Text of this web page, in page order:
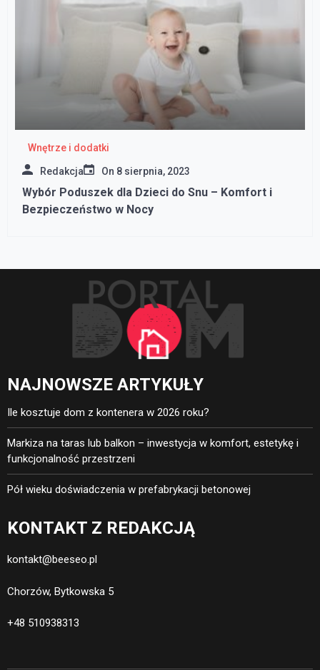
Wnętrze i dodatki
Redakcja On 8 sierpnia, 2023
Wybór Poduszek dla Dzieci do Snu – Komfort i
Bezpieczeństwo w Nocy
NAJNOWSZE ARTYKUŁY
Ile kosztuje dom z kontenera w 2026 roku?
Markiza na taras lub balkon – inwestycja w komfort, estetykę i
funkcjonalność przestrzeni
Pół wieku doświadczenia w prefabrykacji betonowej
KONTAKT Z REDAKCJĄ
kontakt@beeseo.pl
Chorzów, Bytkowska 5
+48 510938313